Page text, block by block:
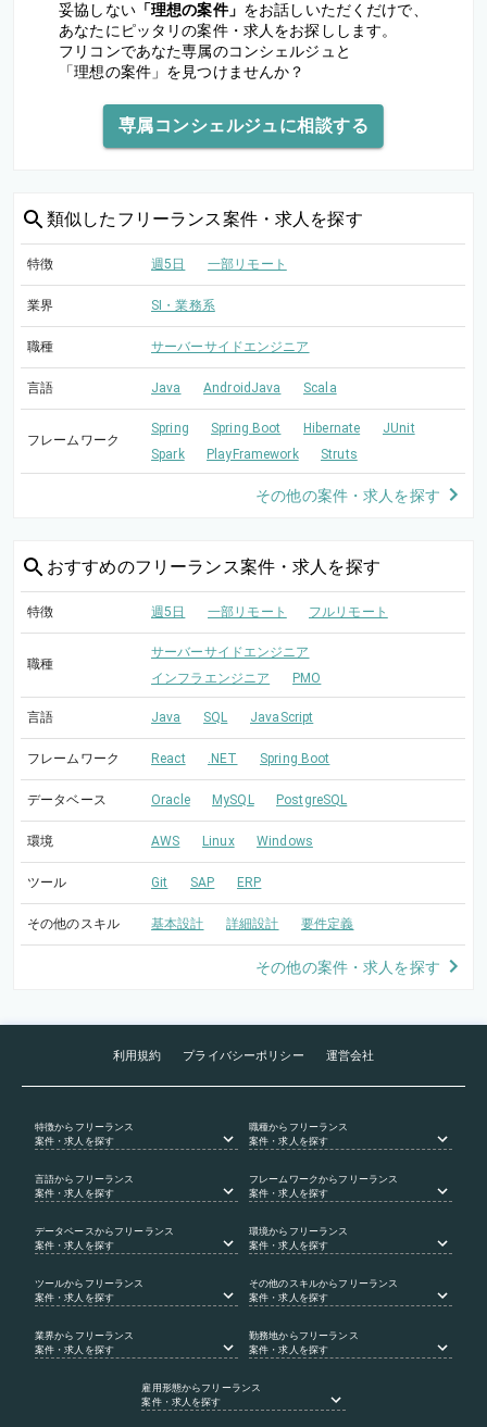
妥協しない「理想の案件」 をお話しいただくだけで、
あなたにピッタリの案件・求人をお探しします。
フリコンであなた専属のコンシェルジュと
「理想の案件」を見つけませんか？
専属コンシェルジュに相談する
類似した フリーランス案件・求人を探す
特徴 週5日 一部リモート
業界 SI・業務系
職種 サーバーサイドエンジニア
言語 Java AndroidJava Scala
フレームワーク
Spring Spring Boot Hibernate
JUnit
Spark
PlayFramework Struts
その他の案件・求人を探す
おすすめのフリーランス案件・求人を探す
特徴 週5日 一部リモート フルリモート
職種
サーバーサイドエンジニア
インフラエンジニア
PMO
言語 Java SQL JavaScript
フレームワーク React .NET Spring Boot
データベース Oracle MySQL PostgreSQL
環境 AWS Linux Windows
ツール Git SAP ERP
その他のスキル 基本設計 詳細設計 要件定義
その他の案件・求人を探す
利用規約 プライバシーポリシー 運営会社
特徴からフリーランス
案件・求人を探す
職種からフリーランス
案件・求人を探す
言語からフリーランス
案件・求人を探す
フレームワークからフリーランス
案件・求人を探す
データベース からフリーランス
案件・求人を探す
環境からフリーランス
案件・求人を探す
ツールからフリーランス
案件・求人を探す
その他のスキルからフリーランス
案件・求人を探す
業界からフリーランス
案件・求人を探す
勤務地からフリーランス
案件・求人を探す
雇用形態からフリーランス
案件・求人を探す